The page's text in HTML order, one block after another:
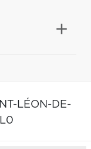
LÉON-DE-